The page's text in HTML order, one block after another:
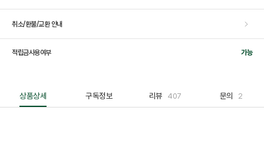
취소/환불/교환 안내
적립금사용여부 가능
상품상세 구독정보 리뷰 407 문의 2